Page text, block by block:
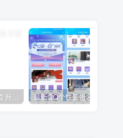
绝地求生免费后老玩家补偿 升级PLUS玩家领奖励 最新QQ个性装扮名片大全合集